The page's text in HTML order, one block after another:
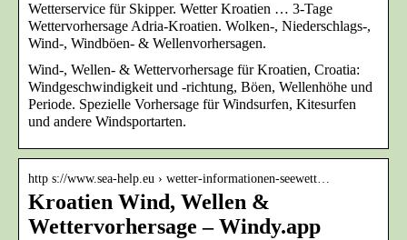
Wetterservice für Skipper. Wetter Kroatien … 3-Tage
Wettervorhersage Adria-Kroatien. Wolken-, Niederschlags-,
Wind-, Windböen- & Wellenvorhersagen.
Wind-, Wellen- & Wettervorhersage für Kroatien, Croatia:
Windgeschwindigkeit und -richtung, Böen, Wellenhöhe und
Periode. Spezielle Vorhersage für Windsurfen, Kitesurfen
und andere Windsportarten.
http s://www.sea-help.eu › wetter-informationen-seewett…
Kroatien Wind, Wellen &
Wettervorhersage – Windy.app